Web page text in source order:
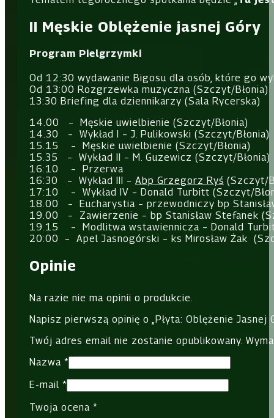
II Męskie Oblężenie jasnej Góry
Program Pielgrzymki
Od 12:30 wydawanie Bigosu dla osób, które go
Od 13:00 Rozgrzewka muzyczna (Szczyt/Błonia)
13:30 Briefing dla dziennikarzy (Sala Rycerska)
14.00 – Męskie uwielbienie (Szczyt/Błonia)
14.30 – Wykład I – J. Pulikowski (Szczyt/Błonia)
15.15 – Męskie uwielbienie (Szczyt/Błonia)
15.35 – Wykład II – M. Guzewicz (Szczyt/Błonia)
16:10 – Przerwa
16:30 – Wykład III – Abp Grzegorz Ryś (Szczyt/
17:10 – Wykład IV – Donald Turbitt (Szczyt/
18.00 – Eucharystia – przewodniczy bp
19.00 – Zawierzenie – bp Stanisław Stefanek
19.15 – Modlitwa wstawiennicza – Donald
20:00 – Apel Jasnogórski – ks Mirosław Żak
Opinie
Na razie nie ma opinii o produkcie.
Napisz pierwszą opinię o „Płyta: Oblężenie Jasnej
Twój adres email nie zostanie opublikowany.
Nazwa *
E-mail *
Twoja ocena *